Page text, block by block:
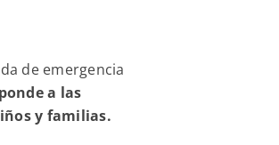
de emergencia
a las
y familias.